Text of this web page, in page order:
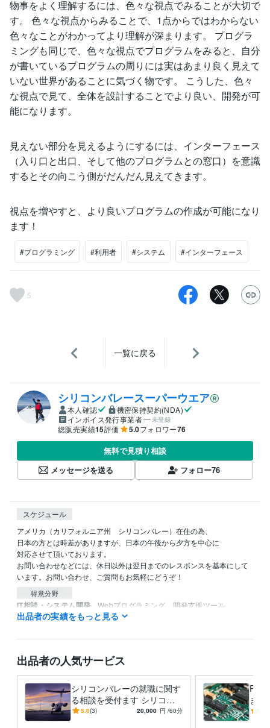
物事をよく理解するには、色々な視点でみることが大切で
す。 色々な視点からみることで、1点からではわからない
色々なことがわかってより理解が深まります。 プログラ
ミングも同じで、色々な視点でプログラムをみると、自分
が書いているプログラムの周りには実はあまり良く見えて
いない世界があることに気づく物です。 こうした、色々
な視点で見て、全体を設計することでより良い、開発が可
能になります。
見えない部分を見えるようにするには、インターフェース
（入り口と出口、そして他のプログラムとの窓口）を意識
するとその向こう側がだんだん見えてきます。
視点を増やすと、より良いプログラムの作成が可能になり
ます！
#プログラミング #利用者 #システム #インターフェース
5
一覧に戻る
シリコンバレースーパーウエア
本人確認
機密保持契約(NDA)
インボイス発行事業者
未登録
総販売実績15評価 5.0フォロワー76
無料で見積り相談
メッセージを送る
フォロー76
スケジュール
アメリカ（カリフォルニア州　シリコンバレー）在住の為、
日本の方とは時差がありますが、日本の午後から夕方を中心に
対応させて頂いております。
お問い合わせなどには、休日以外は翌日までのレスポンスを基本にして
います。お問い合わせ、ご質問もお気軽にどうぞ！
得意分野
IT相談・システム開発 Webプログラミング、開発支援ツール
システム設計 Webプログラミング
シリコンバレー システム開発
プログラムマネージメ
語学学習
海外履歴書
出品者の実績をもっと見る
出品者の人気サービス
シリコンバレーの就職に関す
る相談を受付ます シリコン
バレーの就職事情に関する情
5.0(3) 20,000 円 /60分
PCB
ま
豊富